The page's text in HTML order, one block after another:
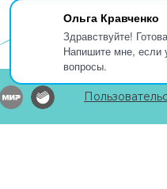
Ольга Кравченко
Здравствуйте!
Напишите мне, если
вопросы.